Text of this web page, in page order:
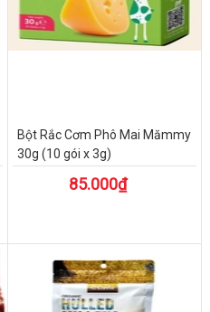
Bột Rắc Cơm Phô Mai Mămmy
30g (10 gói x 3g)
85.000₫